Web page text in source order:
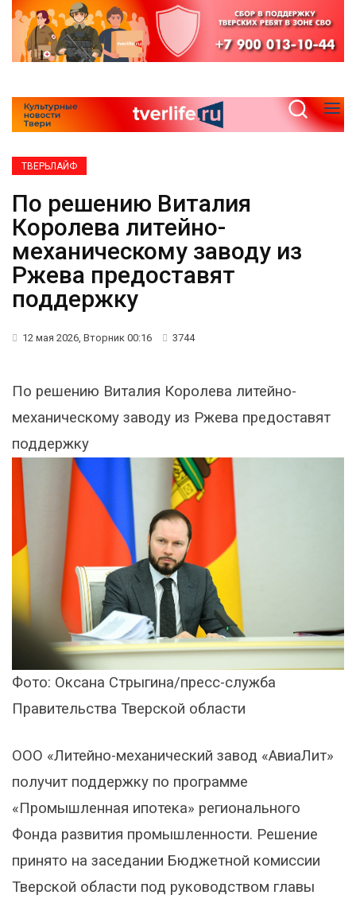
ТВЕРЬЛАЙФ
По решению Виталия
Королева литейно-
механическому заводу из
Ржева предоставят
поддержку
12 мая 2026, Вторник 00:16 3744
По решению Виталия Королева литейно-
механическому заводу из Ржева предоставят
поддержку
Фото: Оксана Стрыгина/пресс-служба
Правительства Тверской области
ООО «Литейно-механический завод «АвиаЛит»
получит поддержку по программе
«Промышленная ипотека» регионального
Фонда развития промышленности. Решение
принято на заседании Бюджетной комиссии
Тверской области под руководством главы